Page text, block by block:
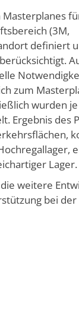
(3M,
definiert
zum
wurden
Ergebnis des
Lager.
weitere
bei